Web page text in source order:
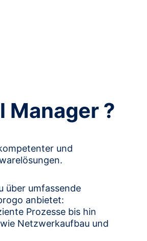
und
über umfassende
anbietet:
Prozesse bis hin
Netzwerkaufbau und
Manager ?